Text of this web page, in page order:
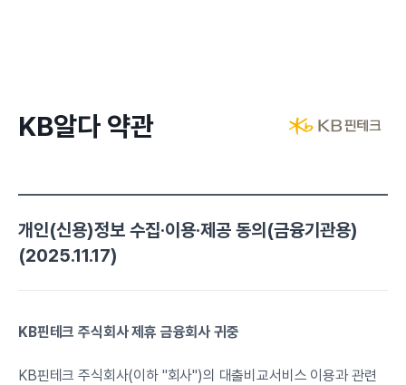
KB알다 약관
개인(신용)정보 수집·이용·제공 동의(금융기관용)
(2025.11.17)
KB핀테크 주식회사 제휴 금융회사 귀중
KB핀테크 주식회사(이하 "회사")의 대출비교서비스 이용과 관련